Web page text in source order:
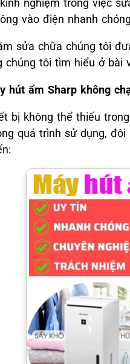
nghiệm trong việc
vào điện nhanh
sửa chữa chúng tôi
chúng tôi tìm hiểu ở bài
hút ẩm Sharp không
bị không thể thiếu
quá trình sử dụng,